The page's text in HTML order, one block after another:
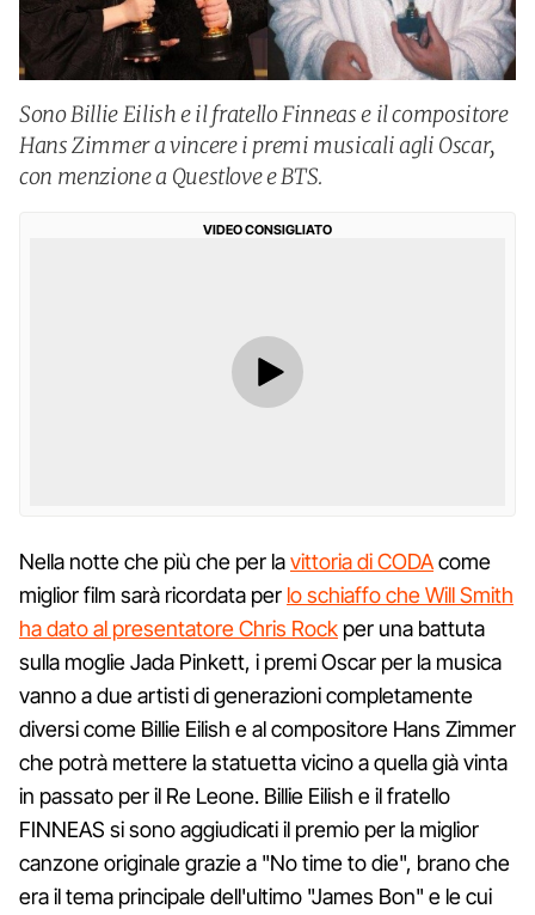
Sono Billie Eilish e il fratello Finneas e il compositore
Hans Zimmer a vincere i premi musicali agli Oscar,
con menzione a Questlove e BTS.
VIDEO CONSIGLIATO
Nella notte che più che per lavittoria di CODAcome
miglior film sarà ricordata per lo schiaffo che Will Smith
ha dato al presentatore Chris Rock per una battuta
sulla moglie Jada Pinkett, i premi Oscar per la musica
vanno a due artisti di generazioni completamente
diversi come Billie Eilish e al compositore Hans Zimmer
che potrà mettere la statuetta vicino a quella già vinta
in passato per il Re Leone. Billie Eilish e il fratello
FINNEAS si sono aggiudicati il premio per la miglior
canzone originale grazie a "No time to die", brano che
era il tema principale dell'ultimo "James Bon" e le cui